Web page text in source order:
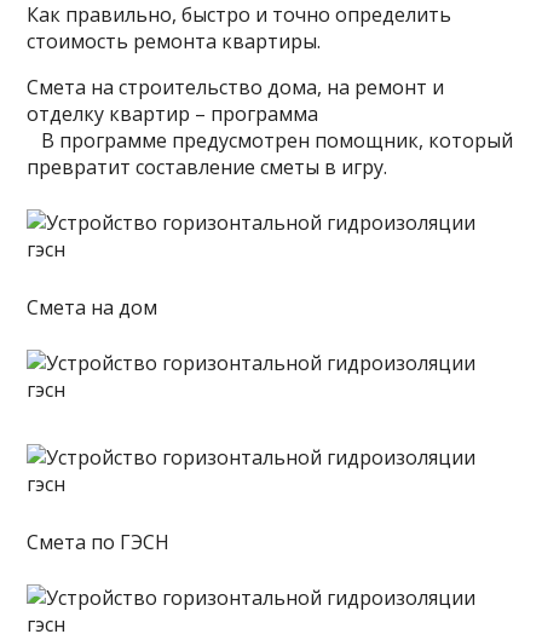
Как правильно, быстро и точно определить
стоимость ремонта квартиры.
Смета на строительство дома, на ремонт и
отделку квартир – программа
В программе предусмотрен помощник, который
превратит составление сметы в игру.
Смета на дом
Смета по ГЭСН